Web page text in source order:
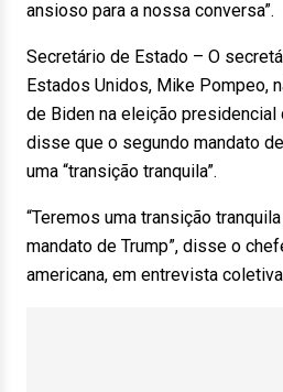
ansioso para a nossa conversa”.
Secretário de Estado – O
Estados Unidos, Mike Pompeo,
de Biden na eleição
disse que o segundo mandato
uma “transição tranquila”.
“Teremos uma transição
mandato de Trump”, disse o
americana, em entrevista